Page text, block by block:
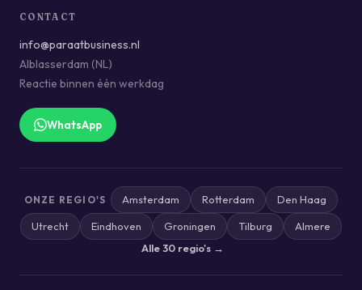
CONTACT
info@paraatbusiness.nl
Alblasserdam (NL)
Reactie binnen één werkdag
WhatsApp
ONZE REGIO'S Amsterdam Rotterdam Den Haag
Utrecht Eindhoven Groningen Tilburg
Almere
Alle 30 regio's →